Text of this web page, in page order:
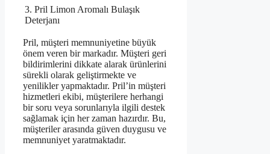
3. Pril Limon Aromalı Bulaşık
Deterjanı
Pril, müşteri memnuniyetine büyük
önem veren bir markadır. Müşteri geri
bildirimlerini dikkate alarak ürünlerini
sürekli olarak geliştirmekte ve
yenilikler yapmaktadır. Pril’in müşteri
hizmetleri ekibi, müşterilere herhangi
bir soru veya sorunlarıyla ilgili destek
sağlamak için her zaman hazırdır. Bu,
müşteriler arasında güven duygusu ve
memnuniyet yaratmaktadır.